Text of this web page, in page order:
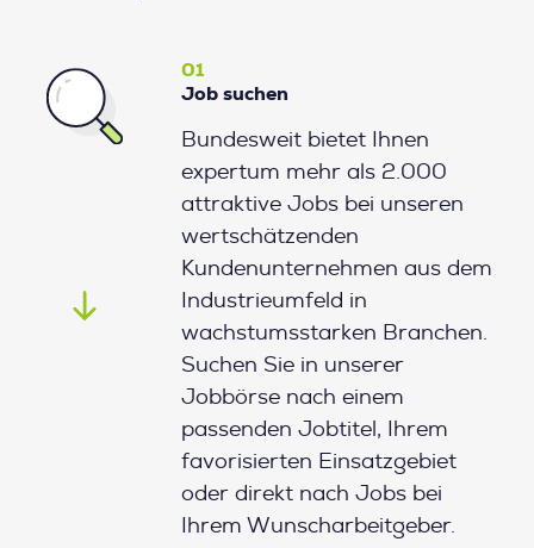
01
Job suchen
Bundesweit bietet Ihnen
expertum mehr als 2.000
attraktive Jobs bei unseren
wertschätzenden
Kundenunternehmen aus dem
Industrieumfeld in
wachstumsstarken Branchen.
Suchen Sie in unserer
Jobbörse nach einem
passenden Jobtitel, Ihrem
favorisierten Einsatzgebiet
oder direkt nach Jobs bei
Ihrem Wunscharbeitgeber.